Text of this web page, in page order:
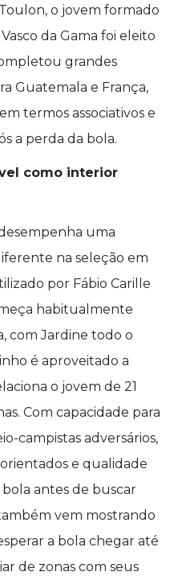
o jovem formado
da Gama foi eleito
grandes
Guatemala e França,
termos associativos e
a perda da bola.
como interior
uma
na seleção em
por Fábio Carille
habitualmente
com Jardine todo o
é aproveitado a
o jovem de 21
Com capacidade para
campistas adversários,
e qualidade
antes de buscar
vem mostrando
a bola chegar até
de zonas com seus